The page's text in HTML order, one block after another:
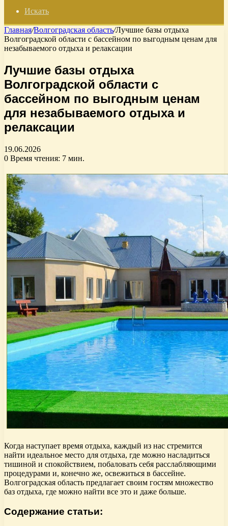
Искать
Главная/Волгоградская область/Лучшие базы отдыха
Волгоградской области с бассейном по выгодным ценам для
незабываемого отдыха и релаксации
Лучшие базы отдыха
Волгоградской области с
бассейном по выгодным ценам
для незабываемого отдыха и
релаксации
19.06.2026
0 Время чтения: 7 мин.
Когда наступает время отдыха, каждый из нас стремится
найти идеальное место для отдыха, где можно насладиться
тишиной и спокойствием, побаловать себя расслабляющими
процедурами и, конечно же, освежиться в бассейне.
Волгоградская область предлагает своим гостям множество
баз отдыха, где можно найти все это и даже больше.
Содержание статьи: